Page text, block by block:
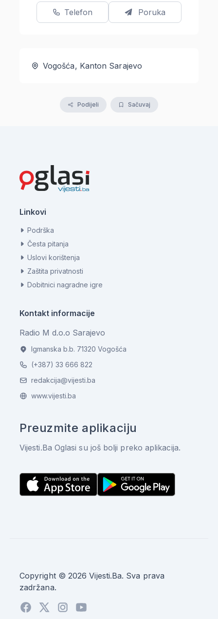
Telefon Poruka
Vogošća, Kanton Sarajevo
Podijeli Sačuvaj
Linkovi
Podrška
Česta pitanja
Uslovi korištenja
Zaštita privatnosti
Dobitnici nagradne igre
Kontakt informacije
Radio M d.o.o Sarajevo
Igmanska b.b. 71320 Vogošća
(+387) 33 666 822
redakcija@vijesti.ba
www.vijesti.ba
Preuzmite aplikaciju
Vijesti.Ba Oglasi su još bolji preko aplikacija.
Copyright © 2026 Vijesti.Ba. Sva prava
zadržana.